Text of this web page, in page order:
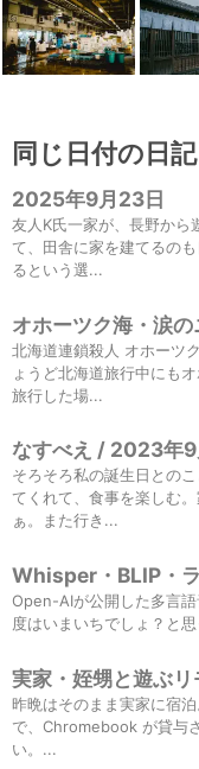
同じ日付の日記
2025年9月23日
友人K氏一家が、長野から
て、田舎に家を建てるの
るという選...
オホーツク海・涙
北海道連鎖殺人 オホーツ
ょうど北海道旅行中にも
旅行した場...
なすべえ / 2023年
そろそろ私の誕生日との
てくれて、食事を楽しむ
ぁ。また行き...
Whisper・BLIP・
Open-AIが公開した多言
度はいまいちでしょ？と
実家・姪甥と遊ぶ
昨晩はそのまま実家に宿
で、Chromebook が貸与
い。...